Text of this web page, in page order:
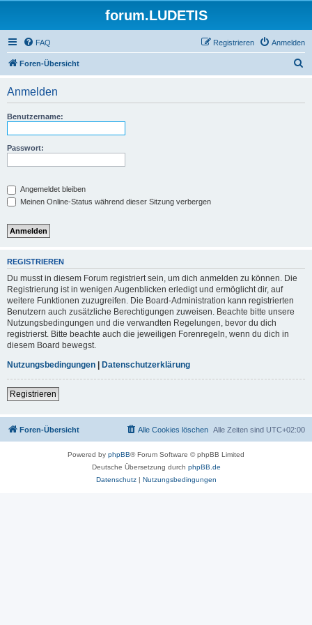
forum.LUDETIS
FAQ Anmelden
Registrieren
Foren-Übersicht
Anmelden
Benutzername:
Passwort:
Angemeldet bleiben
Meinen Online-Status während dieser Sitzung verbergen
REGISTRIEREN
Du musst in diesem Forum registriert sein, um dich anmelden zu können. Die
Registrierung ist in wenigen Augenblicken erledigt und ermöglicht dir, auf
weitere Funktionen zuzugreifen. Die Board-Administration kann registrierten
Benutzern auch zusätzliche Berechtigungen zuweisen. Beachte bitte unsere
Nutzungsbedingungen und die verwandten Regelungen, bevor du dich
registrierst. Bitte beachte auch die jeweiligen Forenregeln, wenn du dich in
diesem Board bewegst.
Nutzungsbedingungen | Datenschutzerklärung
Registrieren
Foren-Übersicht Alle Zeiten sind UTC+02:00
Alle Cookies löschen
Powered by phpBB® Forum Software © phpBB Limited
Deutsche Übersetzung durch phpBB.de
Datenschutz| Nutzungsbedingungen